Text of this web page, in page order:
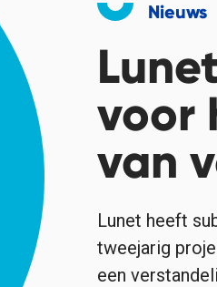
Nieuws
voor
van
Lunet heeft
tweejarig
een